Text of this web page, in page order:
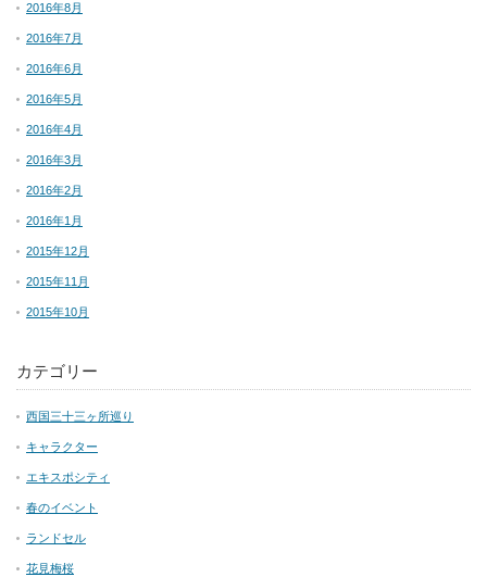
2016年8月
2016年7月
2016年6月
2016年5月
2016年4月
2016年3月
2016年2月
2016年1月
2015年12月
2015年11月
2015年10月
カテゴリー
西国三十三ヶ所巡り
キャラクター
エキスポシティ
春のイベント
ランドセル
花見梅桜